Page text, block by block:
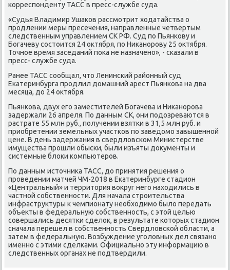
корреспонденту ТАСС в пресс-службе суда.
«Судья Владимир Ушаков рассмотрит ходатайства о
продлении меры пресечения, направленные четвертым
следственным управлением СК РФ. Суд по Пьянкову и
Богачеву состоится 24 октября, по Никанорову 25 октября.
Точное время заседаний пока не назначено», - сказали в
пресс- службе суда.
Ранее ТАСС сообщал, что Ленинский районный суд
Екатеринбурга продлил домашний арест Пьянкова на два
месяца, до 24 октября.
Пьянкова, двух его заместителей Богачева и Никанорова
задержали 26 апреля. По данным СК, они подозреваются в
растрате 55 млн руб., получении взятки в 31,5 млн руб. и
приобретении земельных участков по заведомо завышенной
цене. В день задержания в свердловском Министерстве
имущества прошли обыски, были изъяты документы и
системные блоки компьютеров.
По данным источника ТАСС, до принятия решения о
проведении матчей ЧМ-2018 в Екатеринбурге стадион
«Центральный» и территория вокруг него находились в
частной собственности. Для начала строительства
инфраструктуры к чемпионату необходимо было передать
объекты в федеральную собственность, с этой целью
совершались десятки сделок, в результате которых стадион
сначала перешел в собственность Свердловской области, а
затем в федеральную. Возбуждение уголовных дел связано
именно с этими сделками. Официально эту информацию в
следственных органах не подтвердили.